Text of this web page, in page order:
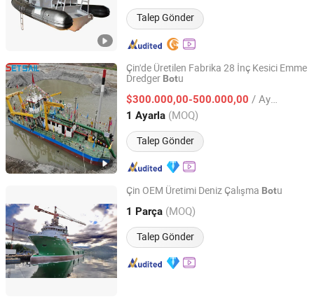
Talep Gönder
Çin'de Üretilen Fabrika 28 İnç Kesici Emme
Dredger Botu
$300.000,00-500.000,00 / Ayarla
1 Ayarla (MOQ)
Talep Gönder
Shandong Jinrui Shipping Co., Ltd
Shandong, China Fiyat 2021
Çin OEM Üretimi Deniz Çalışma Botu
1 Parça (MOQ)
Talep Gönder
Shanghai Super-Above Industry Holdings Co., Ltd.
Shanghai, China Fiyat 2015